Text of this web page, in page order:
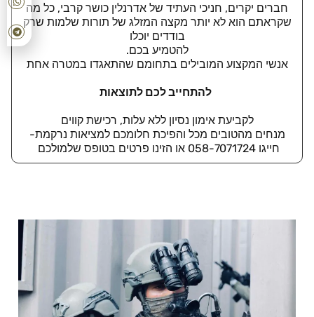
חברים יקרים, חניכי העתיד של אדרנלין כושר קרבי, כל מה
שקראתם הוא לא יותר מקצה המזלג של תורות שלמות שרק
בודדים יוכלו
להטמיע בכם.
אנשי המקצוע המובילים בתחומם שהתאגדו במטרה אחת
להתחייב לכם לתוצאות
לקביעת אימון נסיון ללא עלות, רכישת קווים
מנחים מהטובים מכל והפיכת חלומכם למציאות נרקמת-
חייגו 058-7071724 או הזינו פרטים בטופס שלמולכם